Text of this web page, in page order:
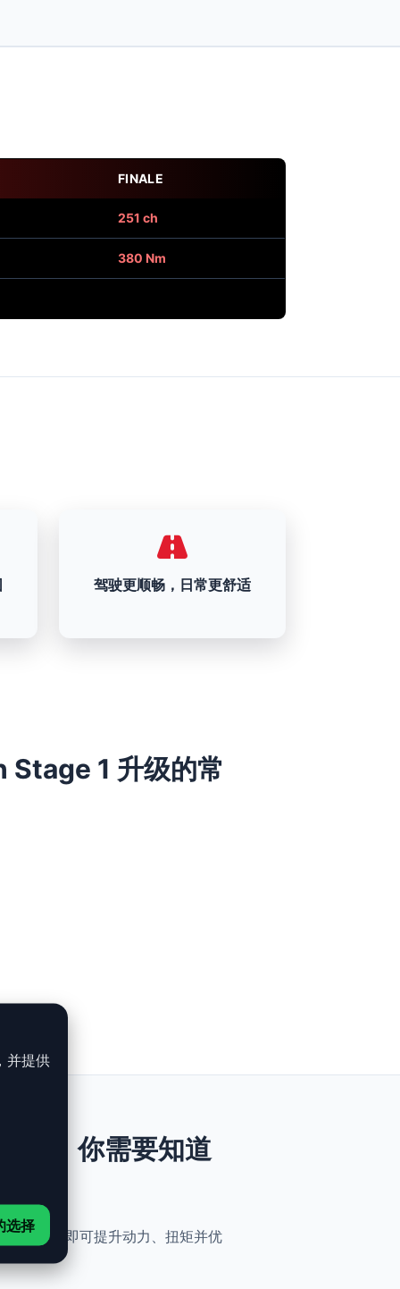
FINALE
251 ch
380 Nm
驾驶更顺畅，日常更舒适
1 升级的常
：你需要知道
改动，即可提升动力、扭矩并优
并提供
选择